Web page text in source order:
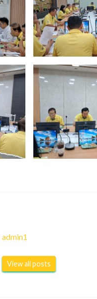
admin1
View all posts